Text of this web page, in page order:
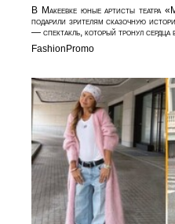
В Макеевке юные артисты театра
подарили зрителям сказочную
— спектакль, который тронул сердца
FashionPromo